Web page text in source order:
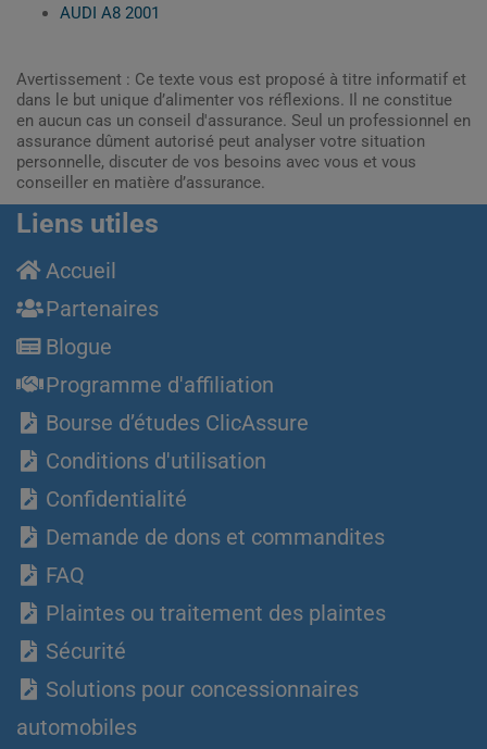
AUDI A8 2001
Avertissement : Ce texte vous est proposé à titre informatif et
dans le but unique d’alimenter vos réflexions. Il ne constitue
en aucun cas un conseil d'assurance. Seul un professionnel en
assurance dûment autorisé peut analyser votre situation
personnelle, discuter de vos besoins avec vous et vous
conseiller en matière d’assurance.
Liens utiles
Accueil
Partenaires
Blogue
Programme d'affiliation
Bourse d’études ClicAssure
Conditions d'utilisation
Confidentialité
Demande de dons et commandites
FAQ
Plaintes ou traitement des plaintes
Sécurité
Solutions pour concessionnaires
automobiles